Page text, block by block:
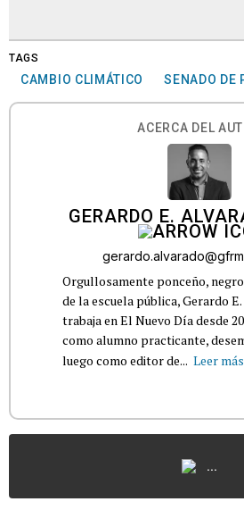
TAGS
CAMBIO CLIMÁTICO SENADO DE
ACERCA DEL
GERARDO E.
Orgullosamente ponceño,
de la escuela pública, Gerardo
trabaja en El Nuevo Día desde
como alumno practicante,
luego como editor de... Leer más
...